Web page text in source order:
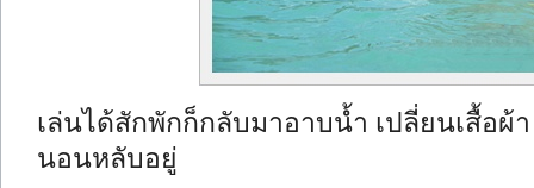
เล่นได้สักพักก็กลับมาอาบน้ำ เปลี่ยนเสื้อผ้
นอนหลับอยู่